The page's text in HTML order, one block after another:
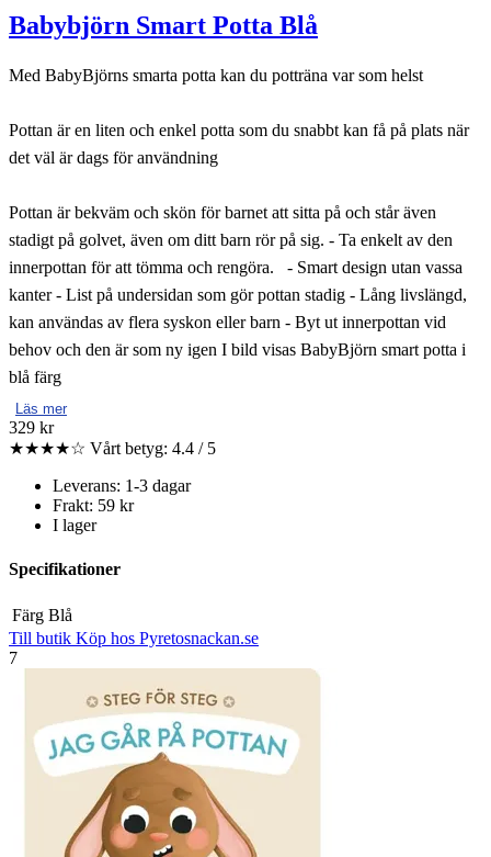
Babybjörn Smart Potta Blå
Med BabyBjörns smarta potta kan du potträna var som helst
Pottan är en liten och enkel potta som du snabbt kan få på plats när
det väl är dags för användning
Pottan är bekväm och skön för barnet att sitta på och står även
stadigt på golvet, även om ditt barn rör på sig. - Ta enkelt av den
innerpottan för att tömma och rengöra. - Smart design utan vassa
kanter - List på undersidan som gör pottan stadig - Lång livslängd,
kan användas av flera syskon eller barn - Byt ut innerpottan vid
behov och den är som ny igen I bild visas BabyBjörn smart potta i
blå färg
Läs mer
329 kr
★★★★☆ Vårt betyg: 4.4 / 5
Leverans: 1-3 dagar
Frakt: 59 kr
I lager
Specifikationer
Färg Blå
Till butik Köp hos Pyretosnackan.se
7